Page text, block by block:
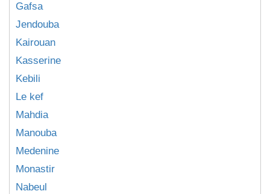
Gafsa
Jendouba
Kairouan
Kasserine
Kebili
Le kef
Mahdia
Manouba
Medenine
Monastir
Nabeul